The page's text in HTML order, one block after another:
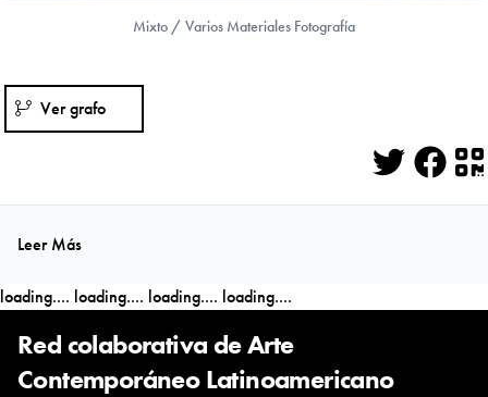
Mixto / Varios Materiales Fotografía
Ver grafo
Twitter
Leer Más
loading.... loading.... loading.... loading....
Red colaborativa de Arte
Contemporáneo Latinoamericano